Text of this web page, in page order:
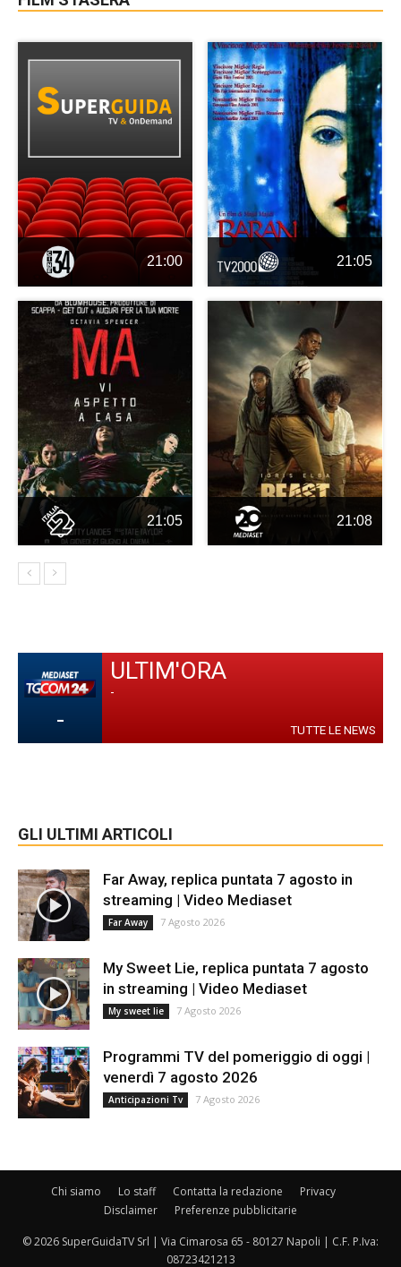
21:00 21:05
21:05 21:08
-
ULTIM'ORA
-
TUTTE LE NEWS
GLI ULTIMI ARTICOLI
Far Away, replica puntata 7 agosto in
streaming | Video Mediaset
Far Away 7 Agosto 2026
My Sweet Lie, replica puntata 7 agosto
in streaming | Video Mediaset
My sweet lie 7 Agosto 2026
Programmi TV del pomeriggio di oggi |
venerdì 7 agosto 2026
Anticipazioni Tv 7 Agosto 2026
Chi siamo Lo staff Contatta la redazione
Privacy
Disclaimer
Preferenze pubblicitarie
© 2026 SuperGuidaTV Srl | Via Cimarosa 65 - 80127 Napoli | C.F. P.Iva:
08723421213